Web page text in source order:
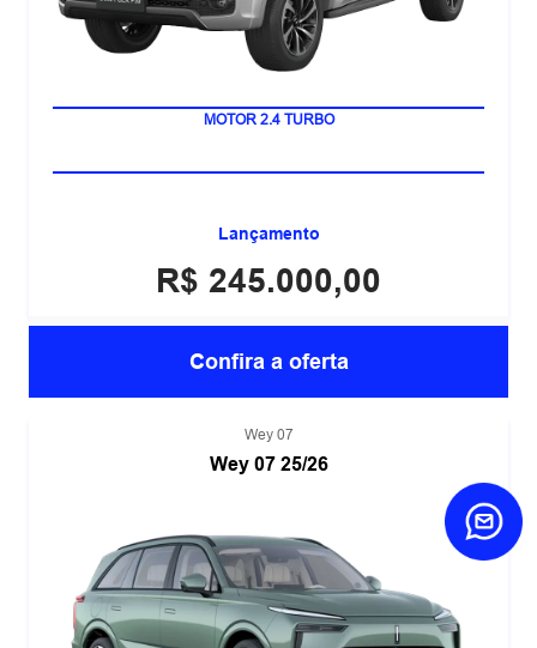
Lançamento
R$ 245.000,00
Confira a oferta
Wey 07
Wey 07 25/26